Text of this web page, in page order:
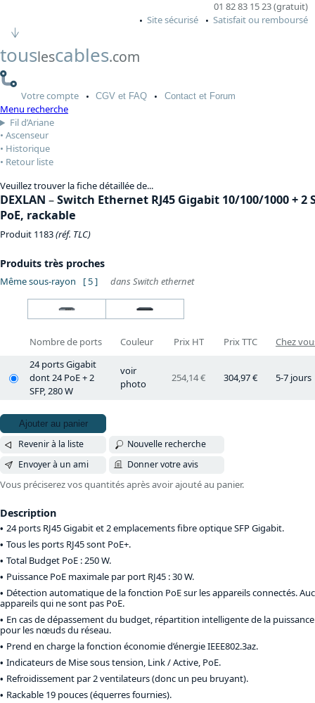
01 82 83 15 23 (gratuit)
Site sécurisé
Satisfait ou remboursé
touslescables.com
Votrecompte CGV et FAQ Contactet Forum
Menu recherche
Fil d’Ariane
Ascenseur
Historique
Retour liste
Veuillez trouver la fiche détaillée de...
DEXLAN –Switch Ethernet RJ45 Gigabit 10/100/1000 + 2
PoE, rackable
Produit 1183(réf. TLC)
Produits très proches
Même sous-rayon [ 5 ] dans Switch ethernet
Nombre de ports Couleur Prix HT Prix TTC
Chez
24 ports Gigabit
dont 24 PoE + 2
SFP, 280 W
voir
photo
254,14 € 304,97 € 5-7 jours
Ajouter au panier
Revenir à la liste
Nouvelle recherche
Envoyer à un ami
Donner votre avis
Vous préciserez vos quantités après avoir ajouté au panier.
Description
24 ports RJ45 Gigabit et 2 emplacements fibre optique SFP Gigabit.
Tous les ports RJ45 sont PoE+.
Total Budget PoE : 250 W.
Puissance PoE maximale par port RJ45 : 30 W.
Détection automatique de la fonction PoE sur les appareils connectés.
appareils qui ne sont pas PoE.
En cas de dépassement du budget, répartition intelligente de la
pour les nœuds du réseau.
Prend en charge la fonction économie d’énergie IEEE802.3az.
Indicateurs de Mise sous tension, Link / Active, PoE.
Refroidissement par 2 ventilateurs (donc un peu bruyant).
Rackable 19 pouces (équerres fournies).